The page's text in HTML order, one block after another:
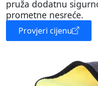
pruža dodatnu
prometne nesreće.
Provjeri cijenu